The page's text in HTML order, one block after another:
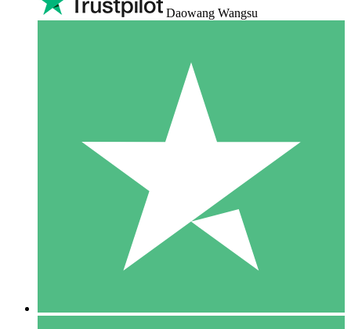
Daowang Wangsu